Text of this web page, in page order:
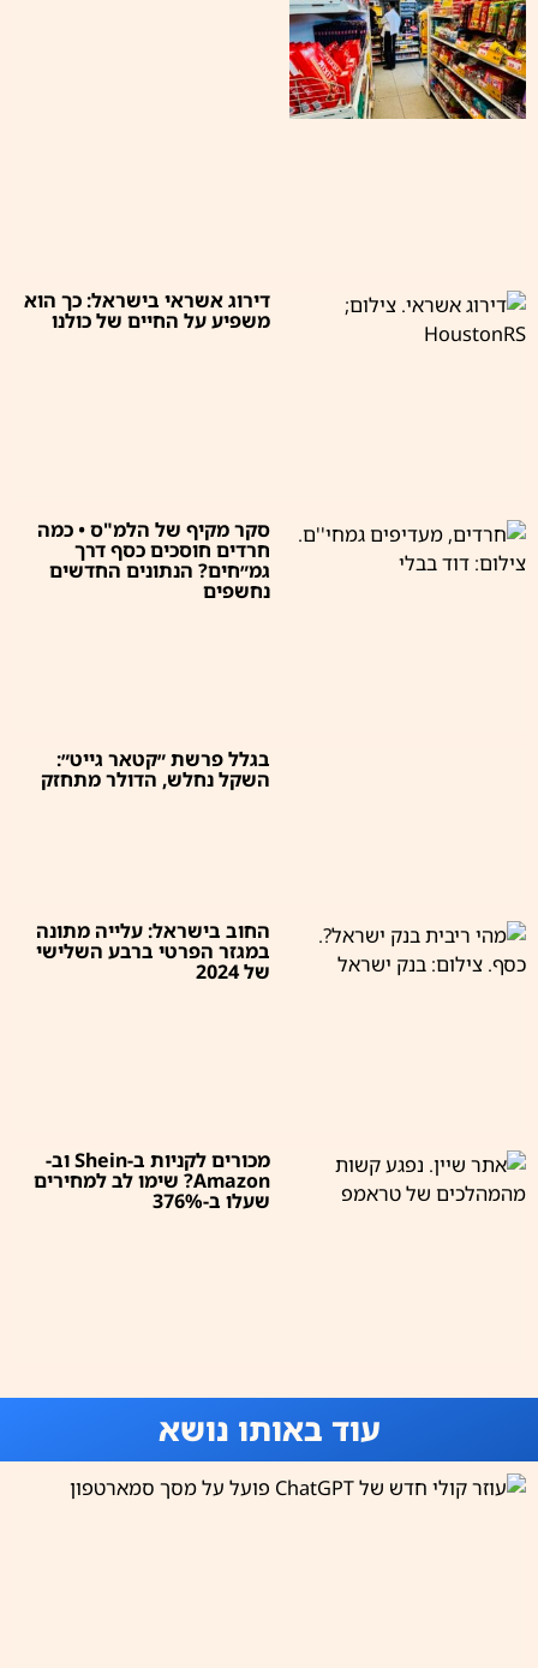
דירוג אשראי בישראל: כך הוא
משפיע על החיים של כולנו
סקר מקיף של הלמ"ס • כמה
חרדים חוסכים כסף דרך
גמ״חים? הנתונים החדשים
נחשפים
בגלל פרשת ״קטאר גייט״:
השקל נחלש, הדולר מתחזק
החוב בישראל: עלייה מתונה
במגזר הפרטי ברבע השלישי
של 2024
מכורים לקניות ב-Shein וב-
Amazon? שימו לב למחירים
שעלו ב-376%
עוד באותו נושא